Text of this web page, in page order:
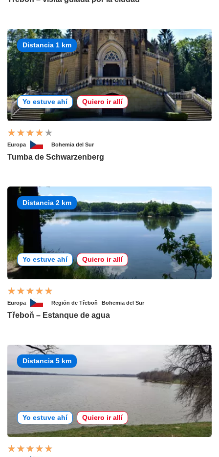
Distancia 1 km
Yo estuve ahí Quiero ir allí
Europa Bohemia del Sur
Tumba de Schwarzenberg
Distancia 2 km
Yo estuve ahí Quiero ir allí
Europa Región de Třeboň Bohemia del Sur
Třeboň – Estanque de agua
Distancia 5 km
Yo estuve ahí Quiero ir allí